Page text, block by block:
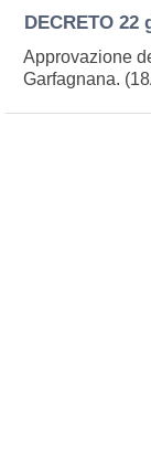
DECRETO 22
Approvazione
Garfagnana.